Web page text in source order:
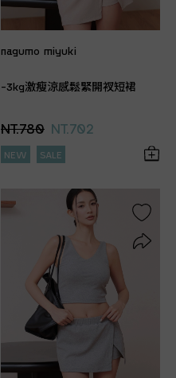
nagumo miyuki
-3kg激瘦涼感鬆緊開衩短裙
NT.780 NT.702
NEW SALE